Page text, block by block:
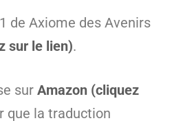
de Axiome des Avenirs
sur le lien).
sur Amazon (cliquez
que la traduction